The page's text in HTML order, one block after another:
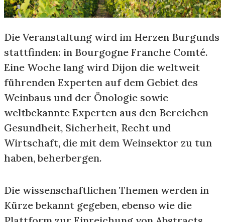
Die Veranstaltung wird im Herzen Burgunds
stattfinden: in Bourgogne Franche Comté.
Eine Woche lang wird Dijon die weltweit
führenden Experten auf dem Gebiet des
Weinbaus und der Önologie sowie
weltbekannte Experten aus den Bereichen
Gesundheit, Sicherheit, Recht und
Wirtschaft, die mit dem Weinsektor zu tun
haben, beherbergen.
Die wissenschaftlichen Themen werden in
Kürze bekannt gegeben, ebenso wie die